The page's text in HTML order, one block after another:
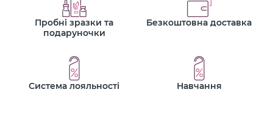
Пробні зразки та
подаруночки
Безкоштовна доставка
Система лояльності Навчання